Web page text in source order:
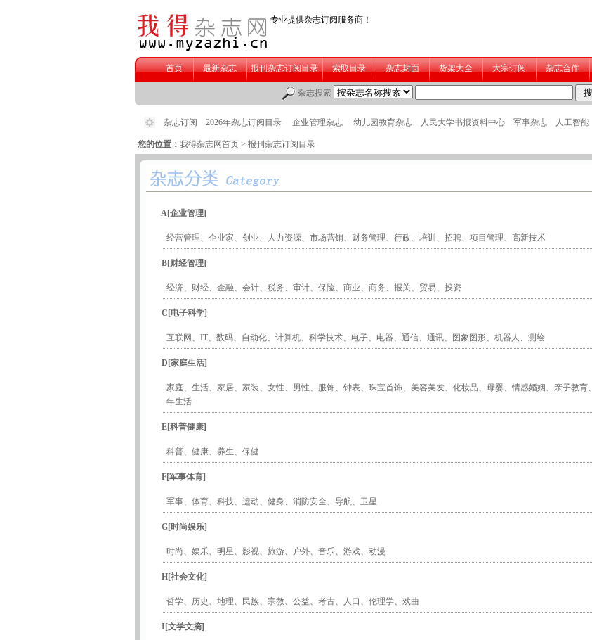
您的位置： 我得杂志网首页 > 报刊杂志订阅目录
A[企业管理]
经营管理、 企业家、 创业、 人力资源、 市场营销、 财务管理、 行政、 培训 、 招聘、 项目管理、 高新技术
B[财经管理]
经济、 财经、 金融、 会计、 税务、 审计、 保险、 商业、 商务、 报关、 贸易、 投资
C[电子科学]
互联网 、 IT、 数码、 自动化、 计算机、 科学技术、 电子、 电器、 通信、 通讯、 图象图形、 机器人 、 测绘
D[家庭生活]
家庭、 生活、 家居、 家装、 女性、 男性、 服饰、 钟表、 珠宝首饰、 美容美发、 化妆品、 母婴、 情感婚姻、 亲子教育、
年生活
E[科普健康]
科普、 健康、 养生、 保健
F[军事体育]
军事、 体育、 科技、 运动、 健身、 消防安全、 导航、 卫星
G[时尚娱乐]
时尚、 娱乐、 明星、 影视、 旅游、 户外、 音乐、 游戏、 动漫
H[社会文化]
哲学、 历史 、 地理、 民族、 宗教、 公益、 考古、 人口 、 伦理学、 戏曲
I[文学文摘]